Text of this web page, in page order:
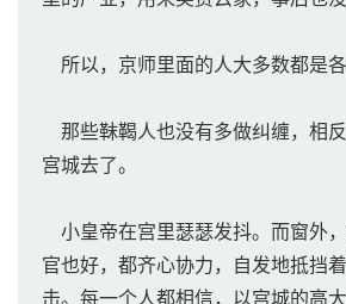
所以，京师里面的人大多数都是各
那些靺鞨人也没有多做纠缠，相
宫城去了。
小皇帝在宫里瑟瑟发抖。而窗外
官也好，都齐心协力，自发地抵挡
击。每一个人都相信，以宫城的高